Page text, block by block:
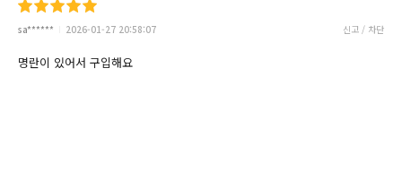
sa****** 2026-01-27 20:58:07 신고 / 차단
명란이 있어서 구입해요